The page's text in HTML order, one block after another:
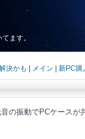
ます。
決かも メイン 新PC購
の振動でPCケースが